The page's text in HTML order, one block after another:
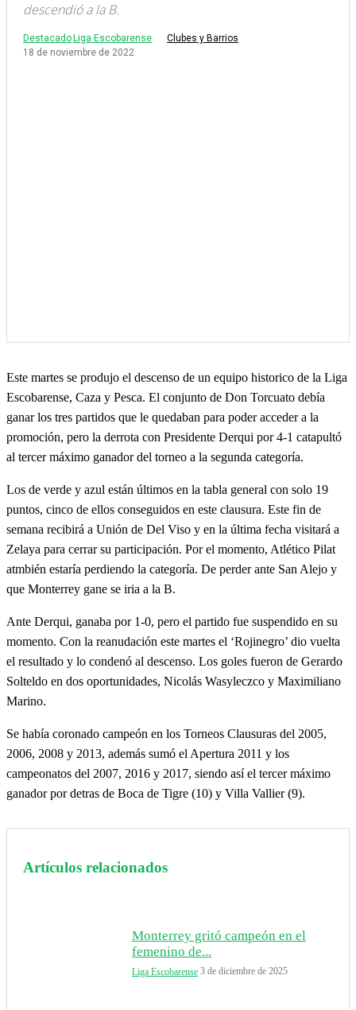
descendió a la B.
DestacadoLiga Escobarense
Clubes y Barrios
18 de noviembre de 2022
Este martes se produjo el descenso de un equipo historico de la Liga
Escobarense, Caza y Pesca. El conjunto de Don Torcuato debía
ganar los tres partidos que le quedaban para poder acceder a la
promoción, pero la derrota con Presidente Derqui por 4-1 catapultó
al tercer máximo ganador del torneo a la segunda categoría.
Los de verde y azul están últimos en la tabla general con solo 19
puntos, cinco de ellos conseguidos en este clausura. Este fin de
semana recibirá a Unión de Del Viso y en la última fecha visitará a
Zelaya para cerrar su participación. Por el momento, Atlético Pilat
atmbién estaría perdiendo la categoría. De perder ante San Alejo y
que Monterrey gane se iria a la B.
Ante Derqui, ganaba por 1-0, pero el partido fue suspendido en su
momento. Con la reanudación este martes el ‘Rojinegro’ dio vuelta
el resultado y lo condenó al descenso. Los goles fueron de Gerardo
Solteldo en dos oportunidades, Nicolás Wasyleczco y Maximiliano
Marino.
Se había coronado campeón en los Torneos Clausuras del 2005,
2006, 2008 y 2013, además sumó el Apertura 2011 y los
campeonatos del 2007, 2016 y 2017, siendo así el tercer máximo
ganador por detras de Boca de Tigre (10) y Villa Vallier (9).
Artículos relacionados
Monterrey gritó campeón en el
femenino de...
Liga Escobarense 3 de diciembre de 2025